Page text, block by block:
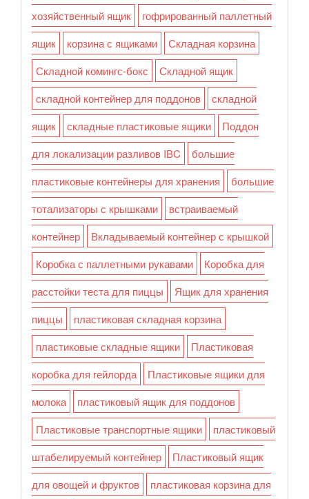
хозяйственный ящик
гофрированный паллетный
ящик
корзина с ящиками
Складная корзина
Складной комингс-бокс
Складной ящик
складной контейнер для поддонов
складной
ящик
складные пластиковые ящики
Поддон
для локализации разливов IBC
большие
пластиковые контейнеры для хранения
большие
тотализаторы с крышками
встраиваемый
контейнер
Вкладываемый контейнер с крышкой
Коробка с паллетными рукавами
Коробка для
расстойки теста для пиццы
Ящик для хранения
пиццы
пластиковая складная корзина
пластиковые складные ящики
Пластиковая
коробка для гейлорда
Пластиковые ящики для
молока
пластиковый ящик для поддонов
Пластиковые транспортные ящики
пластиковый
штабелируемый контейнер
Пластиковый ящик
для овощей и фруктов
пластиковая корзина для